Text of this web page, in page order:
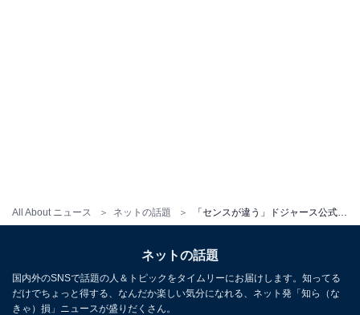
All About ニュース ネットの話題
ネットの話題
国内外のSNSで話題の人＆トピックをタイムリーにお届けします。知ってる
だけでちょっと得する、なんだか楽しい気分になれる、ネット発「知ら（な
きゃ）損」ニュースが盛りだくさん。